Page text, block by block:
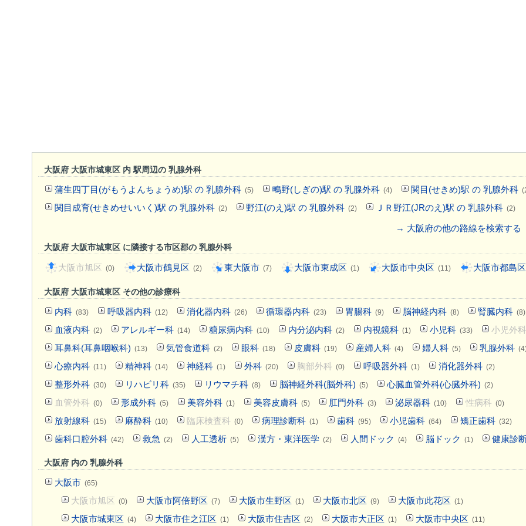
大阪府 大阪市城東区 内 駅周辺の 乳腺外科
蒲生四丁目(がもうよんちょうめ)駅 の 乳腺外科 (5) 鴫野(しぎの)駅 の 乳腺外科 (4) 関目(せきめ)駅 の 乳腺外科
関目成育(せきめせいいく)駅 の 乳腺外科 (2) 野江(のえ)駅 の 乳腺外科 (2) ＪＲ野江(JRのえ)駅 の 乳腺外科 (2)
→ 大阪府の他の路線を検索する
大阪府 大阪市城東区 に隣接する市区郡の 乳腺外科
大阪市旭区 (0) 大阪市鶴見区 (2) 東大阪市 (7) 大阪市東成区 (1) 大阪市中央区 (11) 大阪市都島区
大阪府 大阪市城東区 その他の診療科
内科 (83) 呼吸器内科 (12) 消化器内科 (26) 循環器内科 (23) 胃腸科 (9) 脳神経内科 (8) 腎臓内科 (8)
血液内科 (2) アレルギー科 (14) 糖尿病内科 (10) 内分泌内科 (2) 内視鏡科 (1) 小児科 (33)
小児外科
耳鼻科(耳鼻咽喉科) (13) 気管食道科 (2) 眼科 (18) 皮膚科 (19) 産婦人科 (4) 婦人科 (5) 乳腺外科
心療内科 (11) 精神科 (14) 神経科 (1) 外科 (20) 胸部外科 (0) 呼吸器外科 (1) 消化器外科 (2)
整形外科 (30) リハビリ科 (35) リウマチ科 (8) 脳神経外科(脳外科) (5) 心臓血管外科(心臓外科) (2)
血管外科 (0) 形成外科 (5) 美容外科 (1) 美容皮膚科 (5) 肛門外科 (3) 泌尿器科 (10) 性病科 (0)
放射線科 (15) 麻酔科 (10) 臨床検査科 (0) 病理診断科 (1) 歯科 (95) 小児歯科 (64) 矯正歯科 (32)
歯科口腔外科 (42) 救急 (2) 人工透析 (5) 漢方・東洋医学 (2) 人間ドック (4) 脳ドック (1) 健康診
大阪府 内の 乳腺外科
大阪市 (65)
大阪市旭区 (0) 大阪市阿倍野区 (7) 大阪市生野区 (1) 大阪市北区 (9) 大阪市此花区 (1)
大阪市城東区 (4) 大阪市住之江区 (1) 大阪市住吉区 (2) 大阪市大正区 (1) 大阪市中央区 (11)